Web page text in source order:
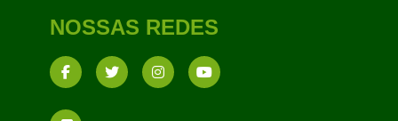
NOSSAS REDES